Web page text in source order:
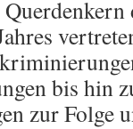
bis hin